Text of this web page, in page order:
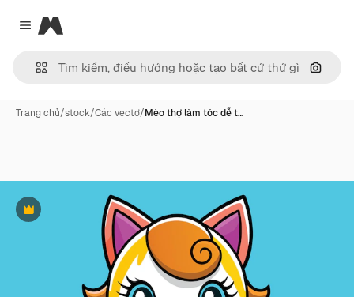
Close menu
Magnific
Tìm
Trang chủ/stock/Các vectơ/Mèo thợ làm tóc dễ t…
Phần thưởng